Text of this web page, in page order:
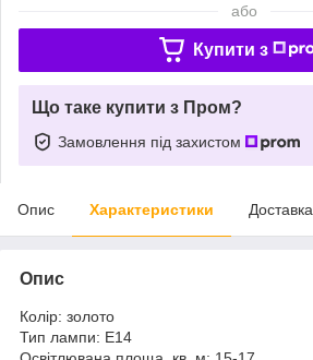
або
Купити з
Що таке купити з Пром?
Замовлення під захистом
Опис Характеристики Доставка
Опис
Колір: золото
Тип лампи: Е14